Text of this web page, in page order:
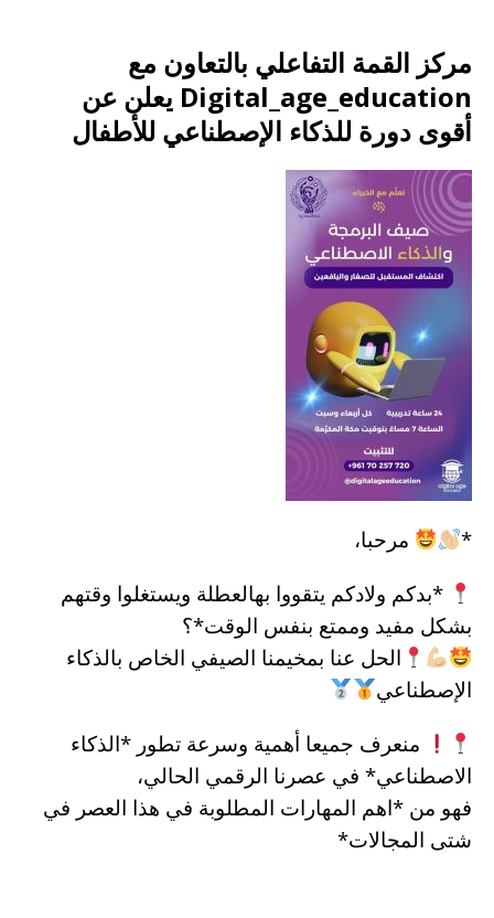
مركز القمة التفاعلي بالتعاون مع
Digital_age_education يعلن عن
أقوى دورة للذكاء الإصطناعي للأطفال
*
مرحبا،
*بدكم ولادكم يتقووا بهالعطلة ويستغلوا وقتهم
بشكل مفيد وممتع بنفس الوقت*؟
الحل عنا بمخيمنا الصيفي الخاص بالذكاء
الإصطناعي
منعرف جميعا أهمية وسرعة تطور *الذكاء
الاصطناعي* في عصرنا الرقمي الحالي،
فهو من *اهم المهارات المطلوبة في هذا العصر في
شتى المجالات*